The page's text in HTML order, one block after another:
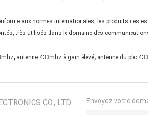
aux normes internationales, les produits des
très utilisés dans le domaine des
, antenne 433mhz à gain élevé, antenne du pbc
CO., LTD. Envoyez votre